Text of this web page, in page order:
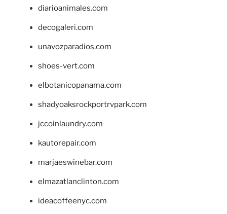
diarioanimales.com
decogaleri.com
unavozparadios.com
shoes-vert.com
elbotanicopanama.com
shadyoaksrockportrvpark.com
jccoinlaundry.com
kautorepair.com
marjaeswinebar.com
elmazatlanclinton.com
ideacoffeenyc.com